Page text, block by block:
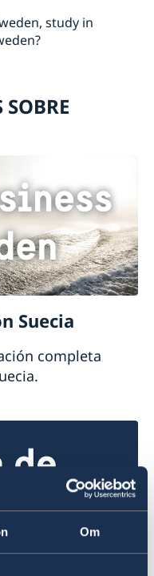
Om
study in
Suecia
completa